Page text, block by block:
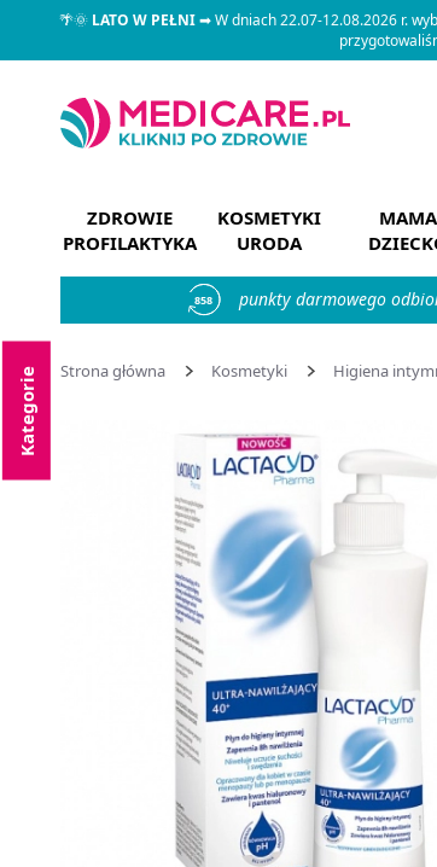
🌴🌞LATO W PEŁNI➡ W dniach 22.07-12.08.2026 r.
ZDROWIE
PROFILAKTYKA
KOSMETYKI
URODA
MAMA
858 punkty darmowego
Strona główna Kosmetyki Higiena
Kategorie